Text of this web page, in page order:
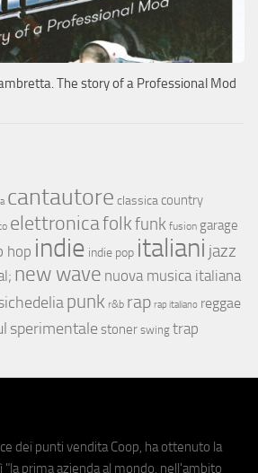
The story of a Professional Mod
cantautore classica country
elettronicafolkfunk fusion garage
hop indie indie pop italiani jazz
new wave nuova musica italiana
punk r&b rap rap italiano reggae
sperimentale stoner swing trap
dei punti vendita Coop, ha ottenuto la
"la prima azienda al mondo, nell'ambito